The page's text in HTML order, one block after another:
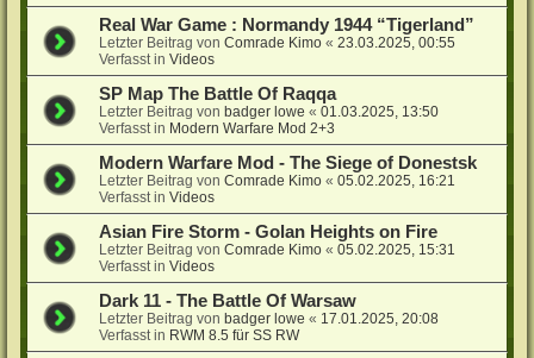
Real War Game : Normandy 1944 “Tigerland”
Letzter Beitrag vonComrade Kimo «23.03.2025, 00:55
Verfasst inVideos
SP Map The Battle Of Raqqa
Letzter Beitrag vonbadger lowe «01.03.2025, 13:50
Verfasst in Modern Warfare Mod 2+3
Modern Warfare Mod - The Siege of Donestsk
Letzter Beitrag vonComrade Kimo «05.02.2025, 16:21
Verfasst inVideos
Asian Fire Storm - Golan Heights on Fire
Letzter Beitrag vonComrade Kimo «05.02.2025, 15:31
Verfasst inVideos
Dark 11 - The Battle Of Warsaw
Letzter Beitrag vonbadger lowe « 17.01.2025, 20:08
Verfasst in RWM 8.5 für SS RW